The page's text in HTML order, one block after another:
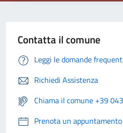
Contatta il comune
Leggi le domande
Richiedi Assistenza
Chiama il comune +39
Prenota un appuntamento